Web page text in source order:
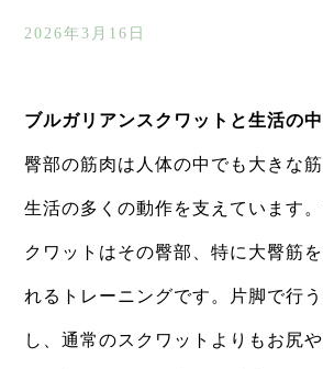
2026年3月16日
ブルガリアンスクワットと生活の
臀部の筋肉は人体の中でも大きな
生活の多くの動作を支えています
クワットはその臀部、特に大臀筋
れるトレーニングです。片脚で行
し、通常のスクワットよりもお尻